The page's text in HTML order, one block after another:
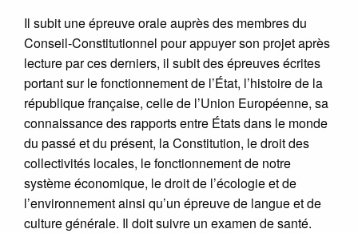
Il subit une épreuve orale auprès des membres du
Conseil-Constitutionnel pour appuyer son projet après
lecture par ces derniers, il subit des épreuves écrites
portant sur le fonctionnement de l’État, l’histoire de la
république française, celle de l’Union Européenne, sa
connaissance des rapports entre États dans le monde
du passé et du présent, la Constitution, le droit des
collectivités locales, le fonctionnement de notre
système économique, le droit de l’écologie et de
l’environnement ainsi qu’un épreuve de langue et de
culture générale. Il doit suivre un examen de santé.